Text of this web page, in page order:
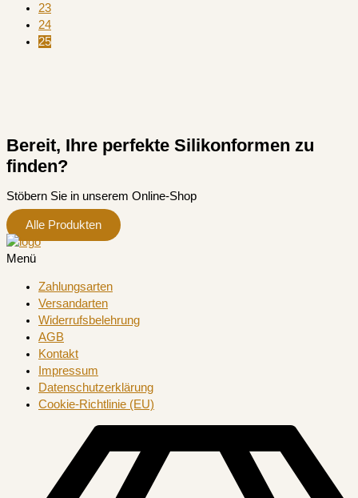
23
24
25
Bereit, Ihre perfekte Silikonformen zu
finden?
Stöbern Sie in unserem Online-Shop
Alle Produkten
Menü
Zahlungsarten
Versandarten
Widerrufsbelehrung
AGB
Kontakt
Impressum
Datenschutzerklärung
Cookie-Richtlinie (EU)